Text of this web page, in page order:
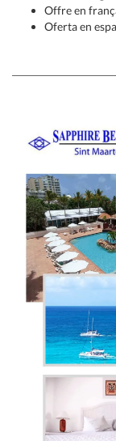
Offre en
Oferta en